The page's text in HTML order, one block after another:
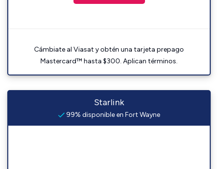
Cámbiate al Viasat y obtén una tarjeta prepago
Mastercard™ hasta $300. Aplican términos.
Starlink
99% disponible en Fort Wayne